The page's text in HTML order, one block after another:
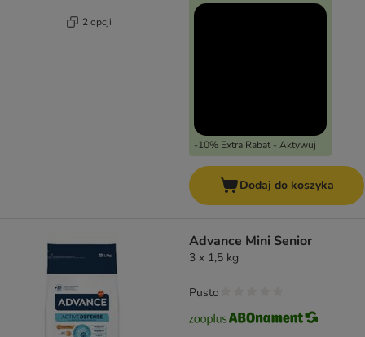
2 opcji
-10% Extra Rabat - Aktywuj
Dodaj do koszyka
Advance Mini Senior
3 x 1,5 kg
Pusto